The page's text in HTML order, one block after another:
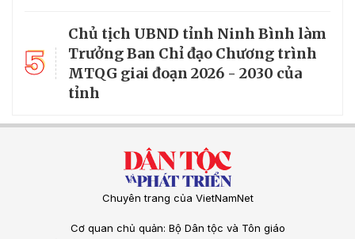
5
Chủ tịch UBND tỉnh Ninh Bình làm
Trưởng Ban Chỉ đạo Chương trình
MTQG giai đoạn 2026 - 2030 của
tỉnh
Chuyên trang của VietNamNet
Cơ quan chủ quản: Bộ Dân tộc và Tôn giáo